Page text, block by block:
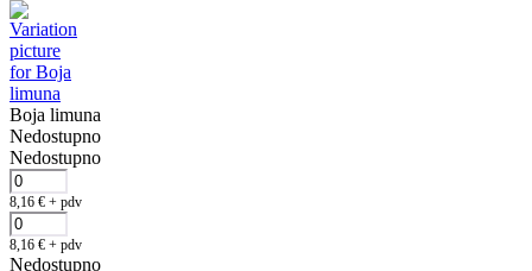
Boja limuna
Nedostupno
Nedostupno
8,16 € + pdv
8,16 € + pdv
Nedostupno